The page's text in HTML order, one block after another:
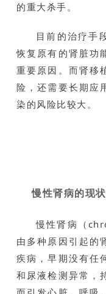
的重大杀手。
目前的治疗手
恢复原有的肾脏功
重要原因。而肾移
险，还需要长期应
染的风险比较大。
慢性肾病的现状
慢性肾病（
由多种原因引起的
疾病，早期没有任
和尿液检测异常，